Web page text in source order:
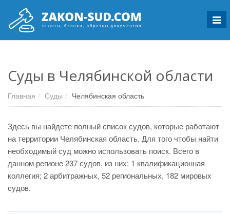
Суды в Челябинской области
Главная Суды Челябинская область
Здесь вы найдете полный список судов, которые работают
на территории Челябинская область. Для того чтобы найти
необходимый суд можно использовать поиск. Всего в
данном регионе 237 судов, из них: 1 квалификационная
коллегия; 2 арбитражных, 52 региональных, 182 мировых
судов.